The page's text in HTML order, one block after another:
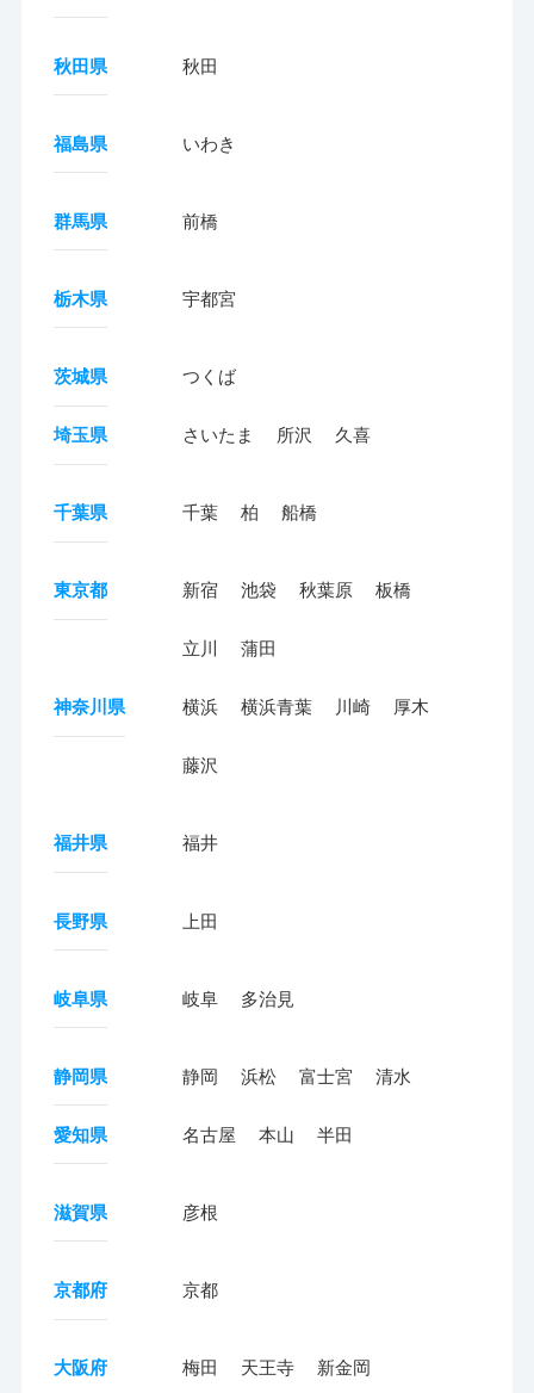
秋田県 秋田
福島県 いわき
群馬県 前橋
栃木県 宇都宮
茨城県 つくば
埼玉県 さいたま 所沢 久喜
千葉県 千葉 柏 船橋
東京都 新宿 池袋 秋葉原 板橋
立川 蒲田
神奈川県 横浜 横浜青葉 川崎 厚木
藤沢
福井県 福井
長野県 上田
岐阜県 岐阜 多治見
静岡県 静岡 浜松 富士宮 清水
愛知県 名古屋 本山 半田
滋賀県 彦根
京都府 京都
大阪府 梅田 天王寺 新金岡